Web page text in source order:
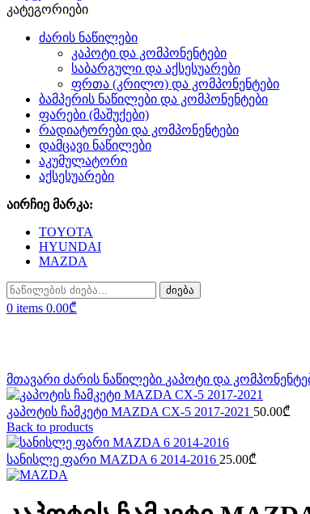
კატეგორიები
ძარის ნაწილები
კაპოტი და კომპონენტები
საბარგული და აქსესუარები
ფრთა (კრილო) და კომპონენტები
ბამპერის ნაწილები და კომპონენტები
ფარები (მაშუქები)
რადიატორები და კომპონენტები
დამცავი ნაწილები
აკუმულატორი
აქსესუარები
აირჩიე მარკა:
TOYOTA
HYUNDAI
MAZDA
ძიება
0 items 0.00₾
მთავარი ძარის ნაწილები კაპოტი და
კაპოტის ჩამკეტი MAZDA CX-5 2017-2021 50.00₾
Back to products
სანისლე ფარი MAZDA 6 2014-2016 25.00₾